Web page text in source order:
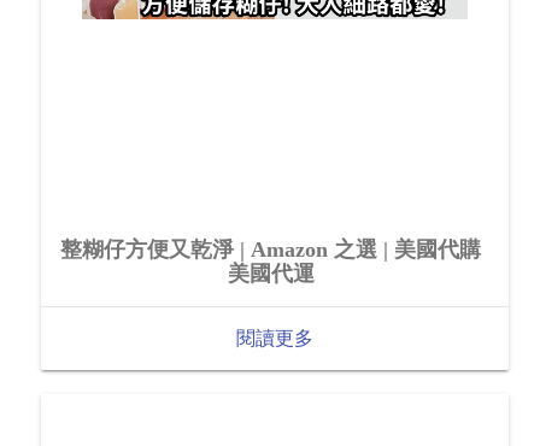
整糊仔方便又乾淨 | Amazon 之選 | 美國代購
美國代運
閱讀更多